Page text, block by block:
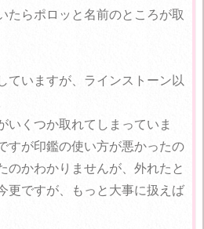
たらポロッと名前のところが取
ていますが、ラインストーン以
いくつか取れてしまっていま
すが印鑑の使い方が悪かったの
のかわかりませんが、外れたと
更ですが、もっと大事に扱えば